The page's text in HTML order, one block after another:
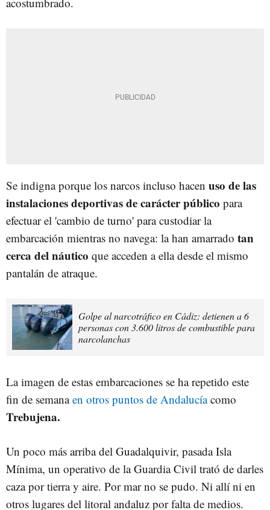
Se indigna porque los narcos incluso hacen uso de las
instalaciones deportivas de carácter público para
efectuar el 'cambio de turno' para custodiar la
embarcación mientras no navega: la han amarrado tan
cerca del náutico que acceden a ella desde el mismo
pantalán de atraque.
Golpe al narcotráfico en Cádiz: detienen a 6
personas con 3.600 litros de combustible para
narcolanchas
La imagen de estas embarcaciones se ha repetido este
fin de semanaen otros puntos de Andalucíacomo
Trebujena.
Un poco más arriba del Guadalquivir, pasada Isla
Mínima, un operativo de la Guardia Civil trató de darles
caza por tierra y aire. Por mar no se pudo. Ni allí ni en
otros lugares del litoral andaluz por falta de medios.